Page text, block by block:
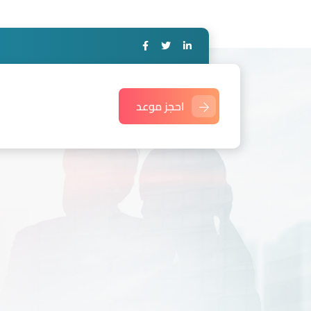
احجز موعد